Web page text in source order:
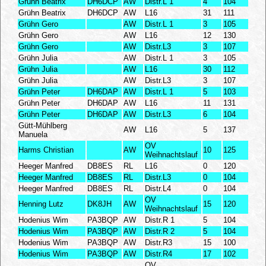
Grühn Beatrix
DH6DCP AW L16 31
111
Grühn Gero
AW Distr.L 1 3
105
Grühn Gero
AW L16 12
130
Grühn Gero
AW Distr.L3 3
107
Grühn Julia
AW Distr.L 1 3
105
Grühn Julia
AW L16 30
112
Grühn Julia
AW Distr.L3 3
107
Grühn Peter
DH6DAP AW Distr.L 1 5
103
Grühn Peter
DH6DAP AW L16 11
131
Grühn Peter
DH6DAP AW Distr.L3 6
104
Gütt-Mühlberg
Manuela
AW L16 5 137
Harms Christian AW
OV
Weihnachtslauf
10
125
Heeger Manfred
DB8ES RL L16 0
120
Heeger Manfred
DB8ES RL Distr.L3 0
104
Heeger Manfred
DB8ES RL Distr.L4 0
104
Henning Lutz
DK8JH AW
OV
Weihnachtslauf
15
120
Hodenius Wim
PA3BQP AW Distr.R 1 5
104
Hodenius Wim
PA3BQP AW Distr.R 2 5
104
Hodenius Wim
PA3BQP AW Distr.R3 15
100
Hodenius Wim
PA3BQP AW Distr.R4 17
102